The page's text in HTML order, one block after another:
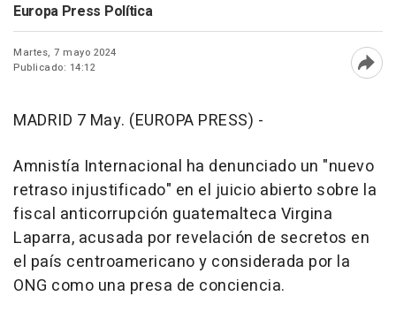
Europa Press Política
Martes, 7 mayo 2024
Publicado: 14:12
MADRID 7 May. (EUROPA PRESS) -
Amnistía Internacional ha denunciado un "nuevo
retraso injustificado" en el juicio abierto sobre la
fiscal anticorrupción guatemalteca Virgina
Laparra, acusada por revelación de secretos en
el país centroamericano y considerada por la
ONG como una presa de conciencia.